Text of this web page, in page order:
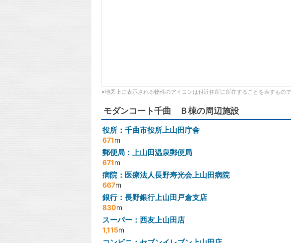
※地図上に表示される物件のアイコンは付近住所に所在することを表すもの
モダンコート千曲 Ｂ棟の周辺施設
役所：千曲市役所上山田庁舎
671m
郵便局：上山田温泉郵便局
671m
病院：医療法人長野寿光会上山田病院
667m
銀行：長野銀行上山田戸倉支店
830m
スーパー：西友上山田店
1,115m